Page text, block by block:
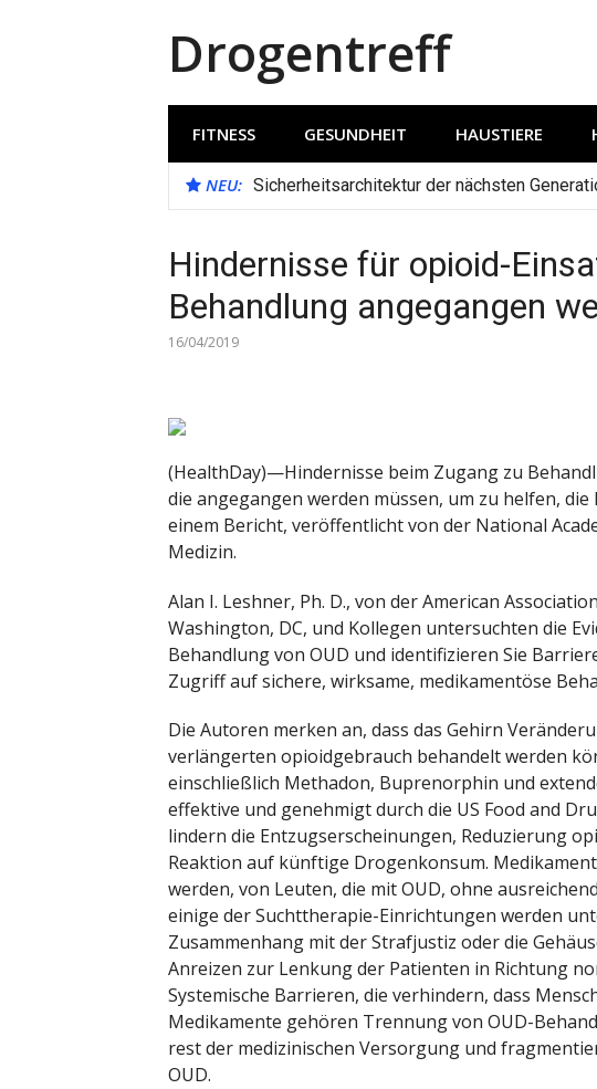
Drogentreff
FITNESS GESUNDHEIT HAUSTIERE
NEU: Sicherheitsarchitektur der nächsten
Hindernisse für opioid-
Behandlung angegangen
16/04/2019
(HealthDay)—Hindernisse beim Zugang zu
die angegangen werden müssen, um zu helfen, die
einem Bericht, veröffentlicht von der National
Medizin.
Alan I. Leshner, Ph. D., von der American
Washington, DC, und Kollegen untersuchten die
Behandlung von OUD und identifizieren Sie
Zugriff auf sichere, wirksame, medikamentöse
Die Autoren merken an, dass das Gehirn
verlängerten opioidgebrauch behandelt werden
einschließlich Methadon, Buprenorphin und
effektive und genehmigt durch die US Food and
lindern die Entzugserscheinungen, Reduzierung
Reaktion auf künftige Drogenkonsum.
werden, von Leuten, die mit OUD, ohne
einige der Suchttherapie-Einrichtungen werden
Zusammenhang mit der Strafjustiz oder die
Anreizen zur Lenkung der Patienten in Richtung
Systemische Barrieren, die verhindern, dass
Medikamente gehören Trennung von OUD-
rest der medizinischen Versorgung und
OUD.